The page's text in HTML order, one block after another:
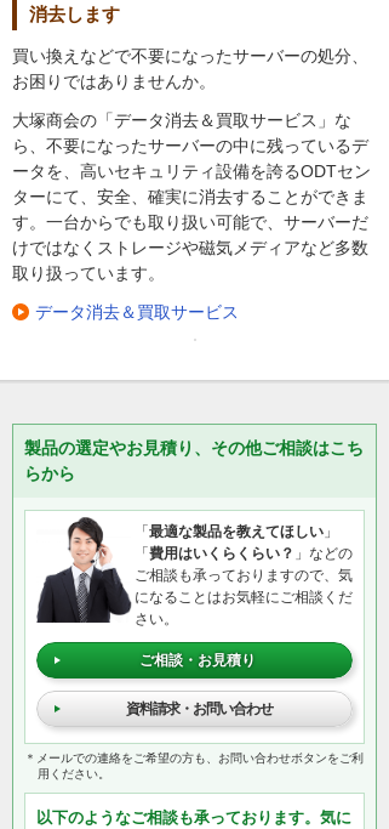
消去します
買い換えなどで不要になったサーバーの処分、
お困りではありませんか。
大塚商会の「データ消去＆買取サービス」な
ら、不要になったサーバーの中に残っているデ
ータを、高いセキュリティ設備を誇るODTセン
ターにて、安全、確実に消去することができま
す。一台からでも取り扱い可能で、サーバーだ
けではなくストレージや磁気メディアなど多数
取り扱っています。
データ消去＆買取サービス
製品の選定やお見積り、その他ご相談はこち
らから
「 最適な製品を教えてほしい 」
「 費用はいくらくらい？ 」などの
ご相談も承っておりますので、気
になることはお気軽にご相談くだ
さい。
ご相談・お見積り
資料請求・お問い合わせ
＊メールでの連絡をご希望の方も、お問い合わせボタンをご利
用ください。
以下のようなご相談も承っております。気に